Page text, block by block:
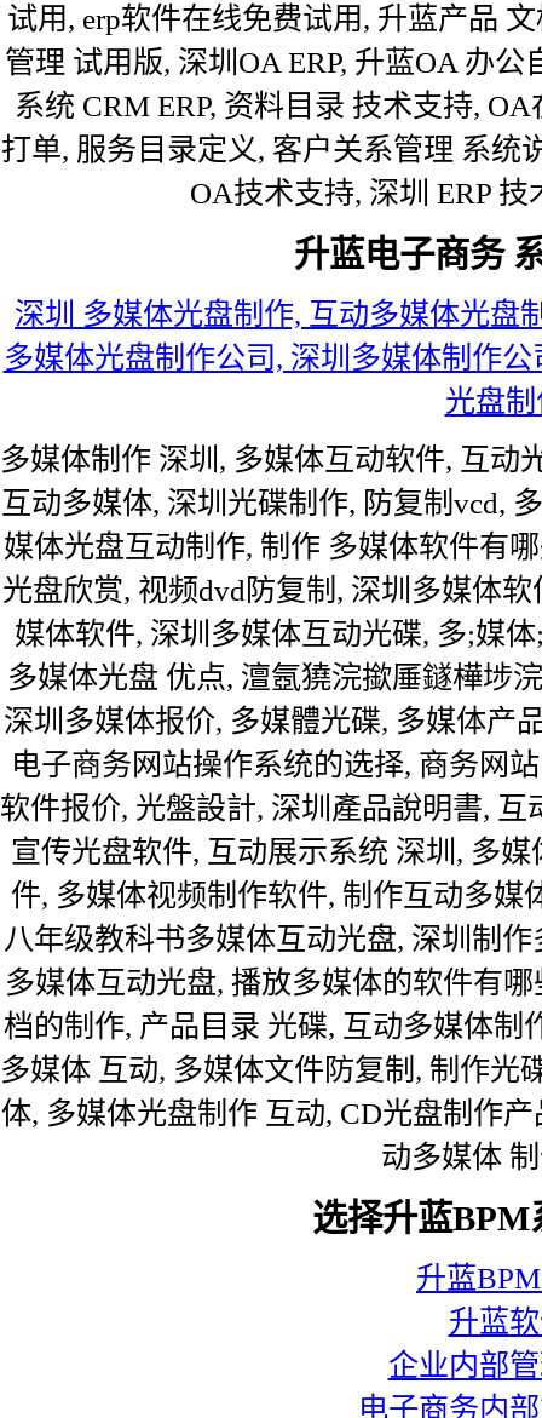
试用, erp软件在线免费试用, 升蓝产品
管理 试用版, 深圳OA ERP, 升蓝OA 办
系统 CRM ERP, 资料目录 技术支持,
打单, 服务目录定义, 客户关系管理 系统
OA技术支持, 深圳 ERP
升蓝电子商务
深圳 多媒体光盘制作, 互动多媒体光盘
多媒体光盘制作公司, 深圳多媒体制作
光盘制
多媒体制作 深圳, 多媒体互动软件, 互动
互动多媒体, 深圳光碟制作, 防复制vcd,
媒体光盘互动制作, 制作 多媒体软件有
光盘欣赏, 视频dvd防复制, 深圳多媒体
媒体软件, 深圳多媒体互动光碟, 多;媒
多媒体光盘 优点, 澶氬獟浣撳厜鐩樺埗
深圳多媒体报价, 多媒體光碟, 多媒体产
电子商务网站操作系统的选择, 商务网
软件报价, 光盤設計, 深圳產品說明書,
宣传光盘软件, 互动展示系统 深圳, 多
件, 多媒体视频制作软件, 制作互动多媒
八年级教科书多媒体互动光盘, 深圳制
多媒体互动光盘, 播放多媒体的软件有
档的制作, 产品目录 光碟, 互动多媒体制
多媒体 互动, 多媒体文件防复制, 制作光
体, 多媒体光盘制作 互动, CD光盘制作
动多媒体
选择升蓝BPM
升蓝
升蓝
企业内部
电子商务内